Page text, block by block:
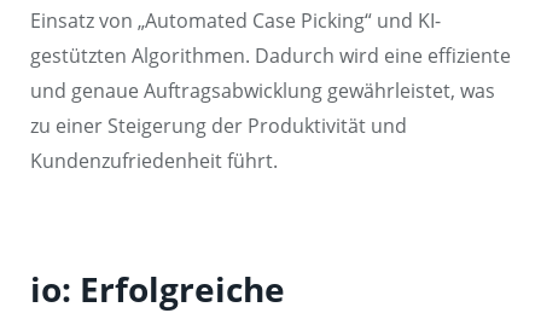
Einsatz von „Automated Case Picking“ und KI-
gestützten Algorithmen. Dadurch wird eine effiziente
und genaue Auftragsabwicklung gewährleistet, was
zu einer Steigerung der Produktivität und
Kundenzufriedenheit führt.
io: Erfolgreiche